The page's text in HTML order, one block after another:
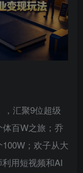
，汇聚9位超级
百W之旅；乔
；欢子从大
用短视频和AI